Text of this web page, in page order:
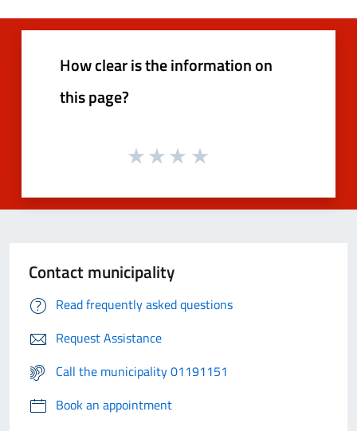
How clear is the information on
this page?
Contact municipality
Read frequently asked questions
Request Assistance
Call the municipality 01191151
Book an appointment